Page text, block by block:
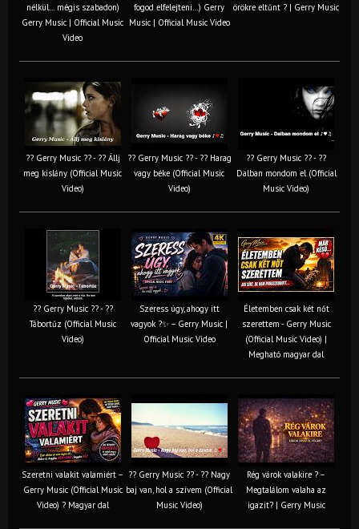
nélkül… mégis szabadon)
Gerry Music | Official Music
Video
fogod elfelejteni…) Gerry
Music | Official Music Video
örökre eltűnt ? | Gerry Music
?? Gerry Music ?? - ?? Állj
meg kislány (Official Music
Video)
?? Gerry Music ?? - ?? Harag
vagy béke (Official Music
Video)
?? Gerry Music ?? - ??
Dalban mondom el (Official
Music Video)
?? Gerry Music ?? - ??
Tábortűz (Official Music
Video)
Szeress úgy, ahogy itt
vagyok ?✨ – Gerry Music |
Official Music Video
Életemben csak két nőt
szerettem - Gerry Music
(Official Music Video) |
Megható magyar dal
Szeretni valakit valamiért –
Gerry Music (Official Music
Video) ? Magyar dal
?? Gerry Music ?? - ?? Nagy
baj van, hol a szívem (Official
Music Video)
Rég várok valakire ? –
Megtalálom valaha az
igazit? | Gerry Music